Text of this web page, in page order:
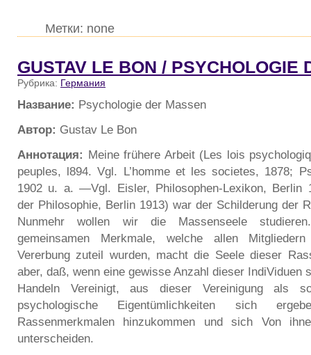
Метки: none
GUSTAV LE BON / PSYCHOLOGIE
Рубрика: Германия
Название: Psychologie der Massen
Автор: Gustav Le Bon
Аннотация: Meine frühere Arbeit (Les lois
peuples, l894. Vgl. L’homme et les societes, 1878;
1902 u. a. —Vgl. Eisler, Philosophen-Lexikon, Berlin
der Philosophie, Berlin 1913) war der Schilderung der
Nunmehr wollen wir die Massenseele
gemeinsamen Merkmale, welche allen
Vererbung zuteil wurden, macht die Seele dieser
aber, daß, wenn eine gewisse Anzahl dieser IndiViduen
Handeln Vereinigt, aus dieser Vereinigung als
psychologische Eigentümlichkeiten sich
Rassenmerkmalen hinzukommen und sich Von
unterscheiden.